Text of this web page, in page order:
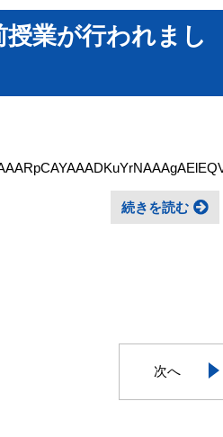
業が行われまし
続きを読む
次へ